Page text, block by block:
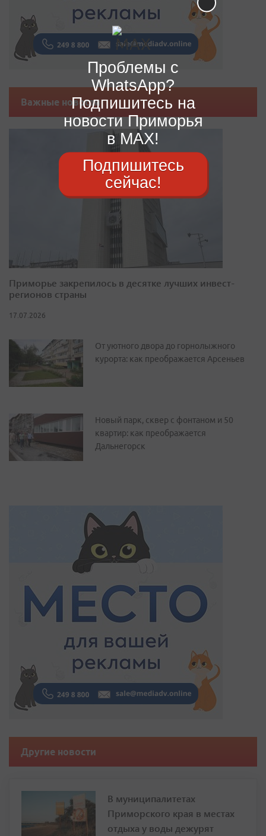
Важные новости
Приморье закрепилось в десятке лучших инвест-
регионов страны
17.07.2026
От уютного двора до горнолыжного
курорта: как преображается Арсеньев
Новый парк, сквер с фонтаном и 50
квартир: как преображается
Дальнегорск
Другие новости
В муниципалитетах
Приморского края в местах
отдыха у воды дежурят
Проблемы с
WhatsApp?
Подпишитесь на
новости Приморья
в MAX!
Подпишитесь
сейчас!